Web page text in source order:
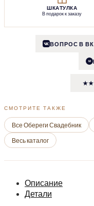
ШКАТУЛКА
В подарок к заказу
ВОПРОС В ВК
M
СМОТРИТЕ ТАКЖЕ
Все Обереги Свадебник
Весь каталог
Описание
Детали